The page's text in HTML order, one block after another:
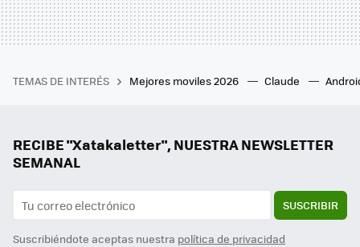
TEMAS DE INTERÉS Mejores moviles 2026 Claude
RECIBE "Xatakaletter", NUESTRA NEWSLETTER
SEMANAL
SUSCRIBIR
Suscribiéndote aceptas nuestra política de privacidad